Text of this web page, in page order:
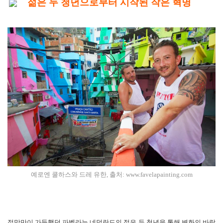
젊은 두 청년으로부터 시작된 작은 혁명
예로엔 쿨하스와 드레 유한, 출처: www.favelapainting.com